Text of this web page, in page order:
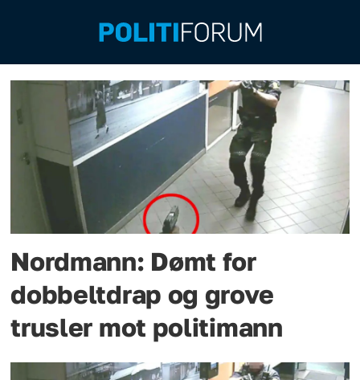
Emne:
dobbeltdrap
Nordmann: Dømt for
dobbeltdrap og grove
trusler mot politimann